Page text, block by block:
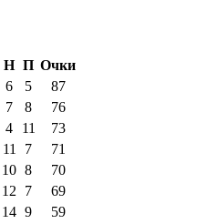
Н П Очки
6 5
87
7 8
76
4 11
73
11 7
71
10 8
70
12 7
69
14 9
59